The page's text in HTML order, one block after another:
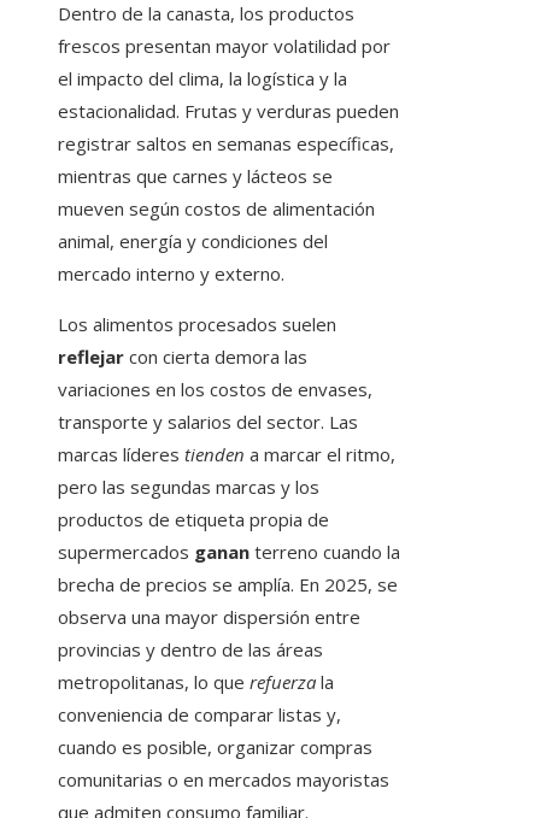
Dentro de la canasta, los productos
frescos presentan mayor volatilidad por
el impacto del clima, la logística y la
estacionalidad. Frutas y verduras pueden
registrar saltos en semanas específicas,
mientras que carnes y lácteos se
mueven según costos de alimentación
animal, energía y condiciones del
mercado interno y externo.
Los alimentos procesados suelen
reflejar con cierta demora las
variaciones en los costos de envases,
transporte y salarios del sector. Las
marcas líderes tienden a marcar el ritmo,
pero las segundas marcas y los
productos de etiqueta propia de
supermercados ganan terreno cuando la
brecha de precios se amplía. En 2025, se
observa una mayor dispersión entre
provincias y dentro de las áreas
metropolitanas, lo que refuerza la
conveniencia de comparar listas y,
cuando es posible, organizar compras
comunitarias o en mercados mayoristas
que admiten consumo familiar.